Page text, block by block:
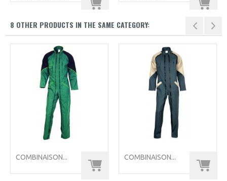
8 OTHER PRODUCTS IN THE SAME CATEGORY:
COMBINAISON... COMBINAISON...